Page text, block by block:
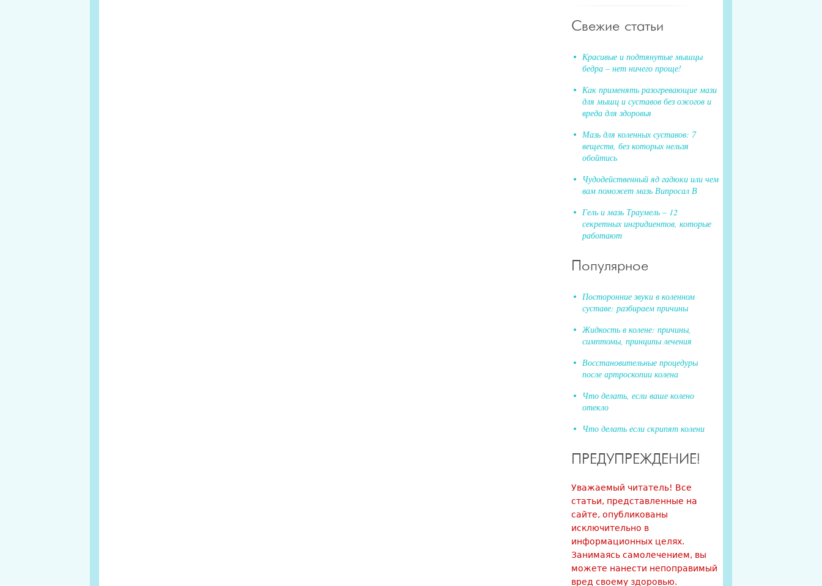
Свежие статьи
Красивые и подтянутые мышцы
бедра – нет ничего проще!
Как применять разогревающие мази
для мышц и суставов без ожогов и
вреда для здоровья
Мазь для коленных суставов: 7
веществ, без которых нельзя
обойтись
Чудодейственный яд гадюки или чем
вам поможет мазь Випросал В
Гель и мазь Траумель – 12
секретных ингридиентов, которые
работают
Популярное
Посторонние звуки в коленном
суставе: разбираем причины
Жидкость в колене: причины,
симптомы, принципы лечения
Восстановительные процедуры
после артроскопии колена
Что делать, если ваше колено
отекло
Что делать если скрипят колени
ПРЕДУПРЕЖДЕНИЕ!
Уважаемый читатель! Все
статьи, представленные на
сайте, опубликованы
исключительно в
информационных целях.
Занимаясь самолечением, вы
можете нанести непоправимый
вред своему здоровью.